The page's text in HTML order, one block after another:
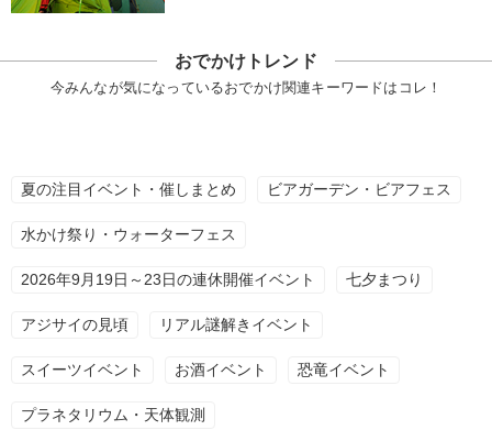
おでかけトレンド
今みんなが気になっているおでかけ関連キーワードはコレ！
夏の注目イベント・催しまとめ ビアガーデン・ビアフェス
水かけ祭り・ウォーターフェス
2026年9月19日～23日の連休開催イベント 七夕まつり
アジサイの見頃 リアル謎解きイベント
スイーツイベント お酒イベント 恐竜イベント
プラネタリウム・天体観測